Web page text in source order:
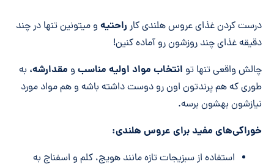
درست کردن غذای عروس هلندی کار راحتیه و میتونین تنها در چند
دقیقه غذای چند روزشون رو آماده کنین!
چالش واقعی تنها تو انتخاب مواد اولیه مناسب و مقدارشه، به
طوری که هم پرندتون اون رو دوست داشته باشه و هم مواد مورد
نیازشون بهشون برسه.
خوراکیهای مفید برای عروس هلندی:
استفاده از سبزیجات تازه مانند هویج، کلم و اسفناج به